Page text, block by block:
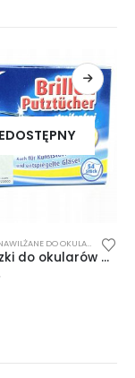
Chusteczki do okularów Gut&Gunstig 54szt
5